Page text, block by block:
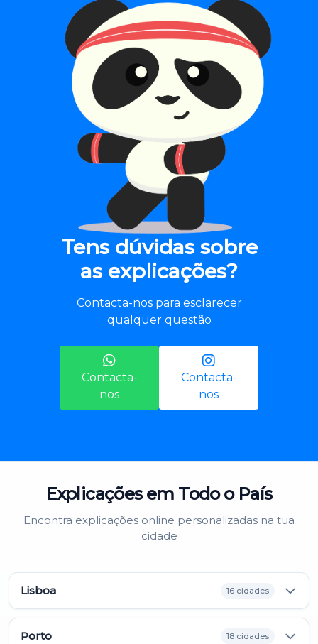
Tens dúvidas sobre
as explicações?
Contacta-nos para esclarecer
qualquer questão
Contacta-
nos
Contacta-
nos
Explicações em Todo o País
Encontra explicações online personalizadas na tua
cidade
Lisboa 16 cidades
Porto 18 cidades